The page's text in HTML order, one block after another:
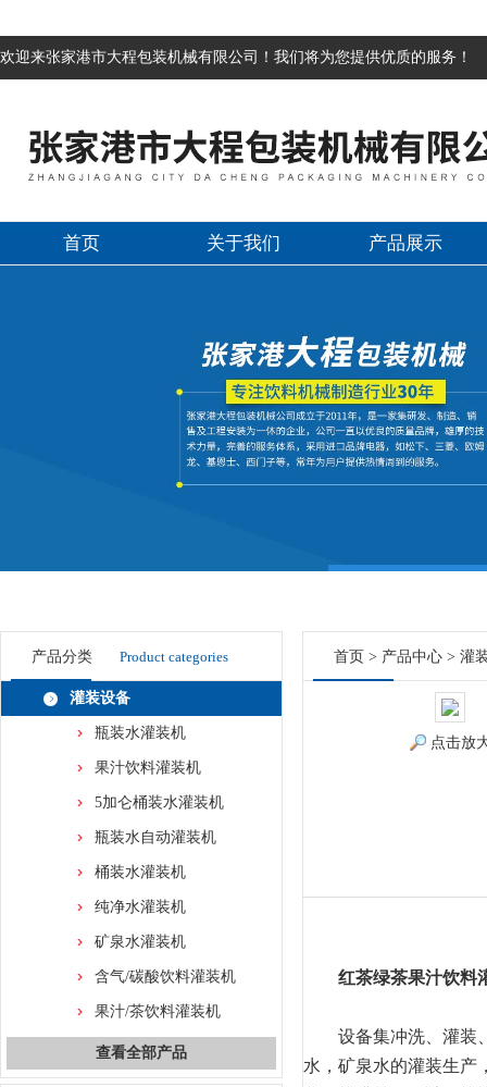
欢迎来张家港市大程包装机械有限公司！我们将为您提供优质的服务！
首页 关于我们 产品展示
产品分类 Product categories
灌装设备
瓶装水灌装机
果汁饮料灌装机
5加仑桶装水灌装机
瓶装水自动灌装机
桶装水灌装机
纯净水灌装机
矿泉水灌装机
含气/碳酸饮料灌装机
果汁/茶饮料灌装机
查看全部产品
首页 > 产品中心 > 灌
点击放
红茶绿茶果汁饮料
设备集冲洗、灌装、
水，矿泉水的灌装生产